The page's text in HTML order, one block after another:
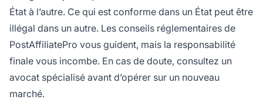
État à l’autre. Ce qui est conforme dans un État peut être
illégal dans un autre. Les conseils réglementaires de
PostAffiliatePro vous guident, mais la responsabilité
finale vous incombe. En cas de doute, consultez un
avocat spécialisé avant d’opérer sur un nouveau
marché.